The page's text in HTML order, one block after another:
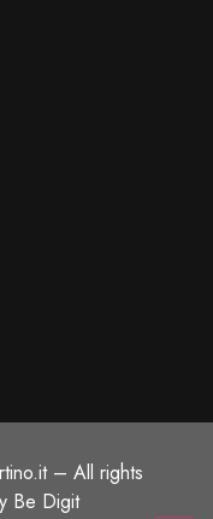
– All rights
Be Digit